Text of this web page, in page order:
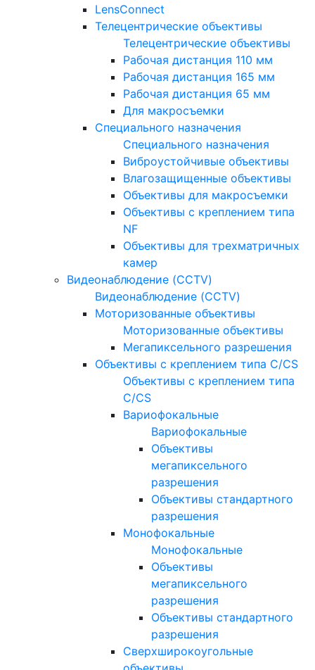
LensConnect
Телецентрические объективы
Телецентрические объективы
Рабочая дистанция 110 мм
Рабочая дистанция 165 мм
Рабочая дистанция 65 мм
Для макросъемки
Специального назначения
Специального назначения
Виброустойчивые объективы
Влагозащищенные объективы
Объективы для макросъемки
Объективы с креплением типа
NF
Объективы для трехматричных
камер
Видеонаблюдение (CCTV)
Видеонаблюдение (CCTV)
Моторизованные объективы
Моторизованные объективы
Мегапиксельного разрешения
Объективы с креплением типа C/CS
Объективы с креплением типа
C/CS
Вариофокальные
Вариофокальные
Объективы
мегапиксельного
разрешения
Объективы стандартного
разрешения
Монофокальные
Монофокальные
Объективы
мегапиксельного
разрешения
Объективы стандартного
разрешения
Сверхширокоугольные